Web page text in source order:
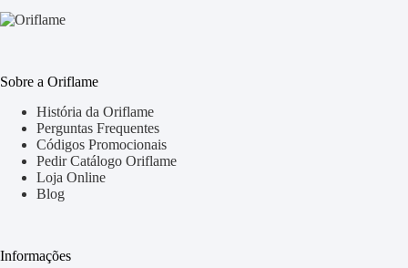
Sobre a Oriflame
História da Oriflame
Perguntas Frequentes
Códigos Promocionais
Pedir Catálogo Oriflame
Loja Online
Blog
Informações